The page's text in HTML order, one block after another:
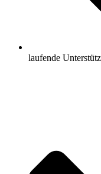
laufende